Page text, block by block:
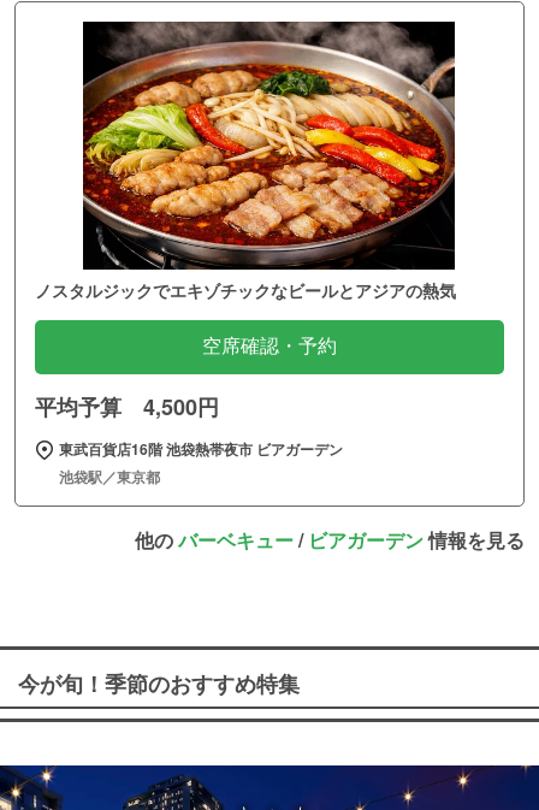
ノスタルジックでエキゾチックなビールとアジアの熱気
空席確認・予約
平均予算 4,500円
東武百貨店16階 池袋熱帯夜市 ビアガーデン
池袋駅／東京都
他のバーベキュー/ ビアガーデン情報を見る
今が旬！季節のおすすめ特集